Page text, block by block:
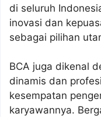
di seluruh
inovasi dan
sebagai pilihan
BCA juga dikenal
dinamis dan
kesempatan
karyawannya.